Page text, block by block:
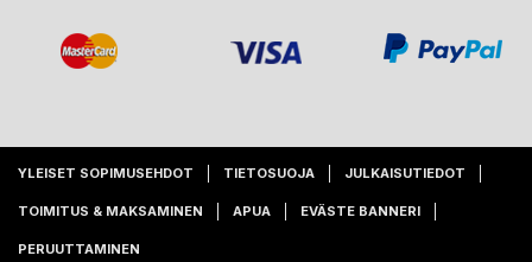
YLEISET SOPIMUSEHDOT TIETOSUOJA JULKAISUTIEDOT
TOIMITUS & MAKSAMINEN APUA EVÄSTE BANNERI
PERUUTTAMINEN